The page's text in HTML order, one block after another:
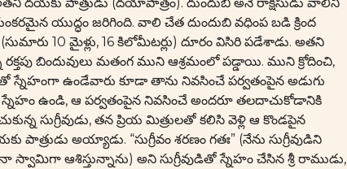
యుద్ధం జరిగింది. వాలి చేత దుందుబి వధింప బడి క్రింద
10 మైళ్లు, 16 కిలోమీటర్లు) దూరం విసిరి పడేశాడు. అతని
బిందువులు మతంగ ముని ఆశ్రమంలో పడ్డాయి. ముని క్రోదించి,
స్నేహంగా ఉండేవారు కూడా తాను నివసించే పర్వతంపైన అడుగు
ఉండి, ఆ పర్వతంపైన నివసించే అందరూ తలదాచుకోడానికి
సుగ్రీవుడు, తన ప్రియ మిత్రులతో కలిసి వెళ్లి ఆ కొండపైన
పాత్రుడు అయ్యాడు. “సుగ్రీవం శరణం గతః” (నేను సుగ్రీవుడిని
నా స్వామిగా ఆశిస్తున్నాను) అని సుగ్రీవుడితో స్నేహం చేసిన శ్రీ రాముడు,